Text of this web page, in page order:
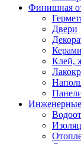
Финишная
Двери
Клей,